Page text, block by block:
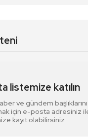
listemize katılın
ve gündem başlıklarını
için e-posta adresiniz
kayıt olabilirsiniz.